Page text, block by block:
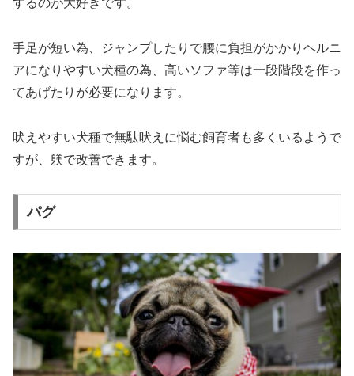
するのが大好きです。
手足が短い為、ジャンプしたりで腰に負担がかかりヘルニ
アになりやすい犬種の為、高いソファ等は一段階段を作っ
てあげたりが必要になります。
吠えやすい犬種で無駄吠えに悩む飼育者も多くいるようで
すが、躾で改善できます。
パグ